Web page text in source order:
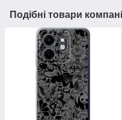
Подібні товари